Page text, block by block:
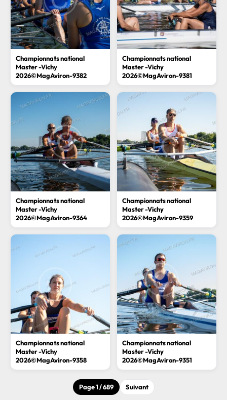
Championnats national
Master -Vichy
2026©MagAviron-9382
Championnats national
Master -Vichy
2026©MagAviron-9381
Championnats national
Master -Vichy
2026©MagAviron-9364
Championnats national
Master -Vichy
2026©MagAviron-9359
Championnats national
Master -Vichy
2026©MagAviron-9358
Championnats national
Master -Vichy
2026©MagAviron-9351
Page 1 / 689 Suivant